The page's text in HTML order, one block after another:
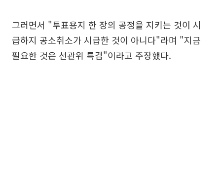
그러면서 "투표용지 한 장의 공정을 지키는 것이 시
급하지 공소취소가 시급한 것이 아니다"라며 "지금
필요한 것은 선관위 특검"이라고 주장했다.